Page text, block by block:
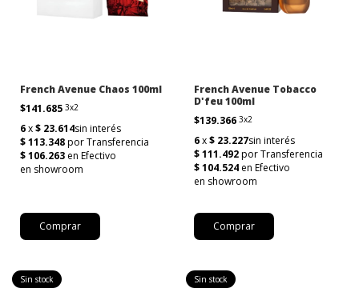
French Avenue Chaos 100ml
$141.685 3x2
French Avenue Tobacco
D'feu 100ml
$139.366 3x2
Sin stock Sin stock